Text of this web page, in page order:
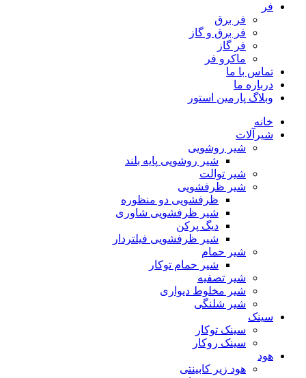
فر
فر برق
فر برق و گاز
فر گاز
ماكرو فر
تماس با ما
درباره ما
وبلاگ پارمین استور
خانه
شیرآلات
شیر روشویی
شیر روشویی پایه بلند
شیر توالت
شیر ظرفشویی
ظرفشویی دو منظوره
شیر ظرفشویی شاوری
دیگ پرکن
شیر ظرفشویی فیلتردار
شیر حمام
شیر حمام توکار
شیر تصفیه
شیر مخلوط دیواری
شیر شلنگی
سینک
سینک توکار
سینک روکار
هود
هود زیر كابینتی